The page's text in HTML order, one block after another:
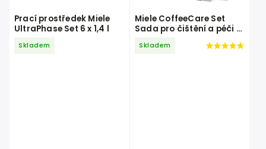
Prací prostředek Miele
UltraPhase Set 6 x 1,4 l
Skladem
Miele CoffeeCare Set
Sada pro čištění a péči o
Skladem